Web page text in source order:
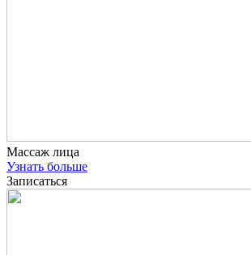
Массаж лица
Узнать больше
Записаться